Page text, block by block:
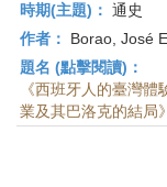
時期(主題)： 通史
作者：
Borao, José
題名 (點擊閱讀)：
《西班牙人的臺灣
業及其巴洛克的結局